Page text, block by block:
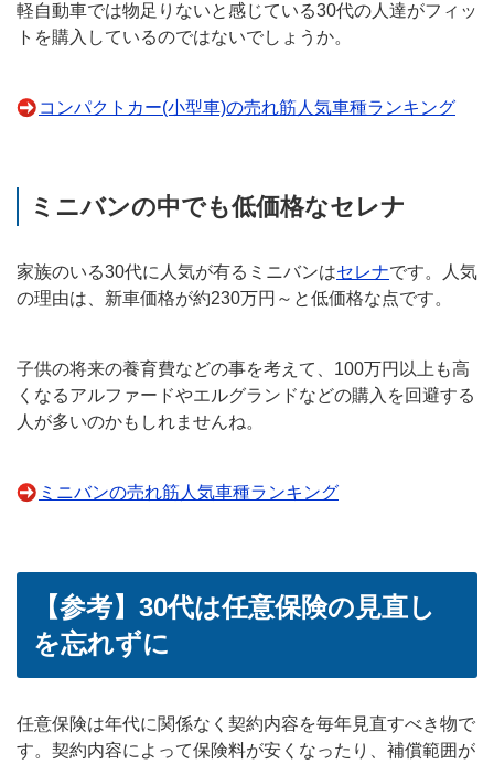
軽自動車では物足りないと感じている30代の人達がフィッ
トを購入しているのではないでしょうか。
コンパクトカー(小型車)の売れ筋人気車種ランキング
ミニバンの中でも低価格なセレナ
家族のいる30代に人気が有るミニバンはセレナです。人気
の理由は、新車価格が約230万円～と低価格な点です。
子供の将来の養育費などの事を考えて、100万円以上も高
くなるアルファードやエルグランドなどの購入を回避する
人が多いのかもしれませんね。
ミニバンの売れ筋人気車種ランキング
【参考】30代は任意保険の見直し
を忘れずに
任意保険は年代に関係なく契約内容を毎年見直すべき物で
す。契約内容によって保険料が安くなったり、補償範囲が